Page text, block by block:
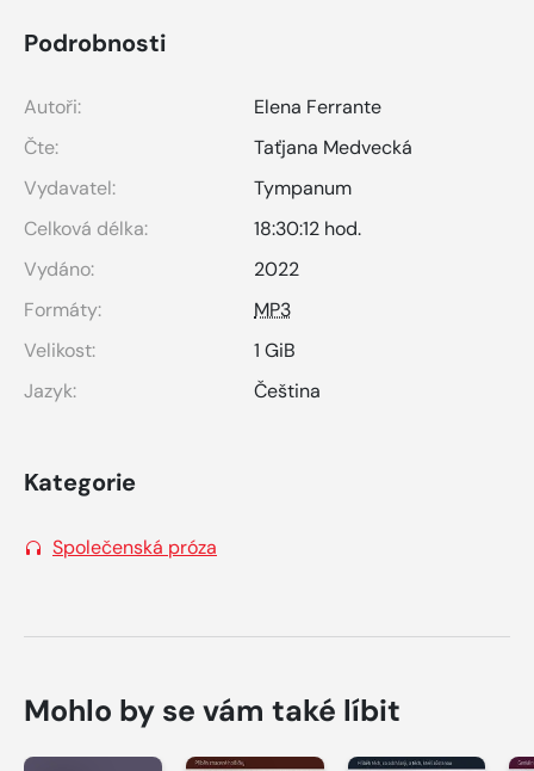
Podrobnosti
Autoři:
Elena Ferrante
Čte:
Taťjana Medvecká
Vydavatel:
Tympanum
Celková délka:
18:30:12 hod.
Vydáno:
2022
Formáty:
MP3
Velikost:
1 GiB
Jazyk:
Čeština
Kategorie
Společenská próza
Mohlo by se vám také líbit